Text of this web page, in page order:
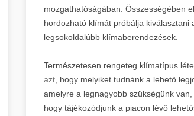
mozgathatóságában. Összességében
hordozható klímát próbálja
legsokoldalúbb klímaberendezések.
Természetesen rengeteg klímatípus
azt, hogy melyiket tudnánk a lehető
amelyre a legnagyobb szükségünk
hogy tájékozódjunk a piacon lévő